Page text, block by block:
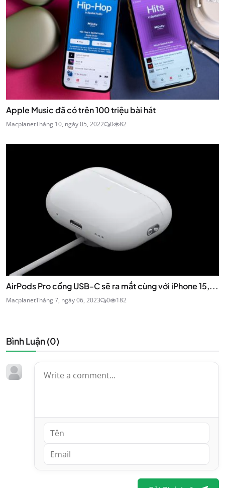
Apple Music đã có trên 100 triệu bài hát
MacplanetTháng 10, ngày 05, 2022 0 82
AirPods Pro cổng USB-C sẽ ra mắt cùng với iPhone 15,...
MacplanetTháng 7, ngày 06, 2023 0 182
Bình Luận (0)